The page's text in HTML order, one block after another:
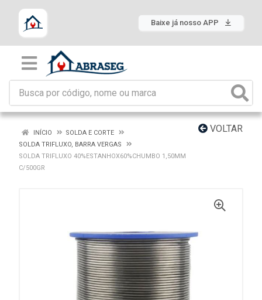
Baixe já nosso APP
VOLTAR
INÍCIO
SOLDA E CORTE
SOLDA TRIFLUXO, BARRA VERGAS
SOLDA TRIFLUXO 40%ESTANHOX60%CHUMBO 1,50MM
C/500GR